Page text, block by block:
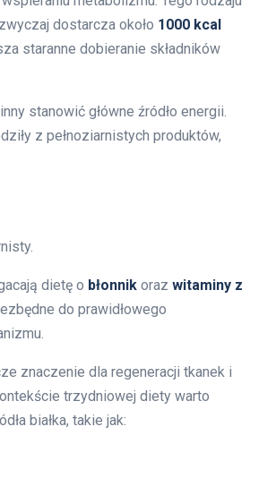
dostarcza około 1000 kcal
staranne dobieranie składników
stanowić główne źródło energii.
z pełnoziarnistych produktów,
dietę o błonnik oraz witaminy z
do prawidłowego
znaczenie dla regeneracji tkanek i
trzydniowej diety warto
białka, takie jak: